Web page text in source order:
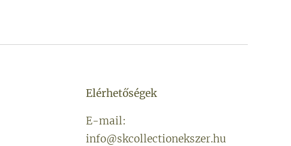
Elérhetőségek
E-mail:
info@skcollectionekszer.hu